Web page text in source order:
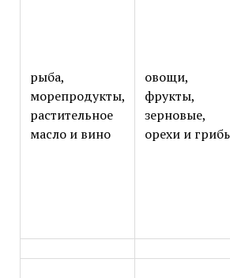
рыба,
морепродукты,
растительное
масло и вино
овощи,
фрукты,
зерновые,
орехи и